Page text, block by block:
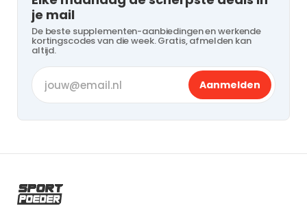
je mail
De beste supplementen-aanbiedingen en werkende
kortingscodes van die week. Gratis, afmelden kan
altijd.
Aanmelden